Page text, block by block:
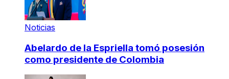
Noticias
Abelardo de la Espriella tomó posesión
como presidente de Colombia